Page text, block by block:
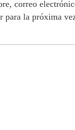
correo
para la próxima